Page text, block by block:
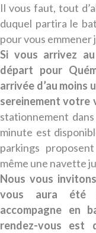
Il vous faut, tout
duquel partira le
pour vous emmener
Si vous arrivez
départ pour
arrivée d’au moins
sereinement votre
stationnement
minute est
parkings
même une navette
Nous vous
vous aura été
accompagne en
rendez-vous est